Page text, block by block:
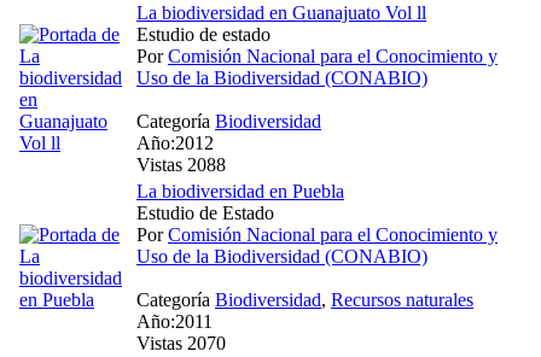
La biodiversidad en Guanajuato Vol ll
Estudio de estado
PorComisión Nacional para el Conocimiento y
Uso de la Biodiversidad (CONABIO)
Categoría Biodiversidad
Año:2012
Vistas 2088
La biodiversidad en Puebla
Estudio de Estado
PorComisión Nacional para el Conocimiento y
Uso de la Biodiversidad (CONABIO)
Categoría Biodiversidad, Recursos naturales
Año:2011
Vistas 2070